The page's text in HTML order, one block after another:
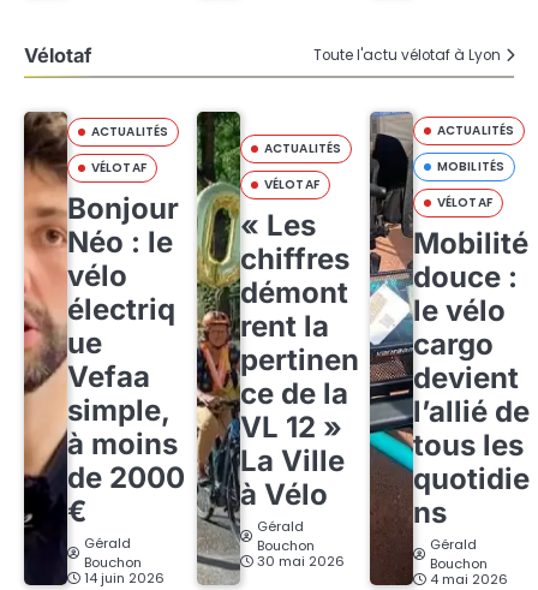
Vélotaf Toute l'actu vélotaf à Lyon
ACTUALITÉS
VÉLOTAF
Bonjour
Néo : le
vélo
électriq
ue
Vefaa
simple,
à moins
de 2000
€
Gérald
Bouchon
14 juin 2026
ACTUALITÉS
VÉLOTAF
« Les
chiffres
démont
rent la
pertinen
ce de la
VL 12 »
La Ville
à Vélo
Gérald
Bouchon
30 mai 2026
ACTUALITÉS
MOBILITÉS
VÉLOTAF
Mobilité
douce :
le vélo
cargo
devient
l’allié de
tous les
quotidie
ns
Gérald
Bouchon
4 mai 2026